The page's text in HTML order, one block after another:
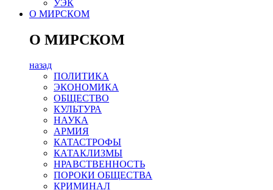
УЭК
О МИРСКОМ
О МИРСКОМ
назад
ПОЛИТИКА
ЭКОНОМИКА
ОБЩЕСТВО
КУЛЬТУРА
НАУКА
АРМИЯ
КАТАСТРОФЫ
КАТАКЛИЗМЫ
НРАВСТВЕННОСТЬ
ПОРОКИ ОБЩЕСТВА
КРИМИНАЛ